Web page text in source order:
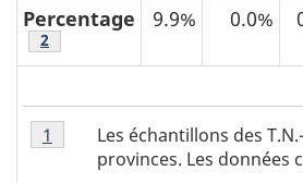
Percentage
Note au bas du tableau
2
9.9% 0.0%
Tableau
2
Les échantillons des
provinces. Les données
Retour à la référence tableau 2
1 referrer